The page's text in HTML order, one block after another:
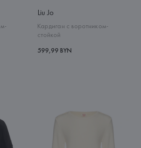
Liu Jo
Кардиган с воротником-
стойкой
599,99 BYN